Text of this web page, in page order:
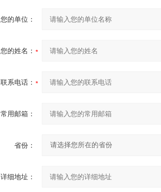
您的单位：
您的姓名：
联系电话：
常用邮箱：
省份：
详细地址：